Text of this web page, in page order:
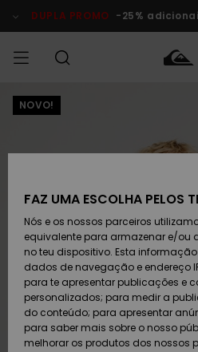
do
DUPLA PROMO -25%
HOMEM
Calçado
chinelos
Surfe/
MENINO
Calçado
chinelos
Surfe/
MULHER
chegados
Highlights
Snow
SURF
Crianças
Highlights
SNOW
Homem
Artigos
Criança
Snow
Feminino
DUPLA
PROMO
Criança
Outlet
Mulher
Devoluções
Pagamento
Cartão
presente
Quiksilver
NOVO!
FAZ UMA ESCOLHA PELOS
Nós e os nossos parceiros
equivalente para armazenar e/ou
no teu dispositivo. Esta
dados de navegação e endereço
para te apresentar publicações e
personalizados; para medir a
do conteúdo; para apresentar
para saber mais sobre o nosso
melhorar os produtos dos nossos